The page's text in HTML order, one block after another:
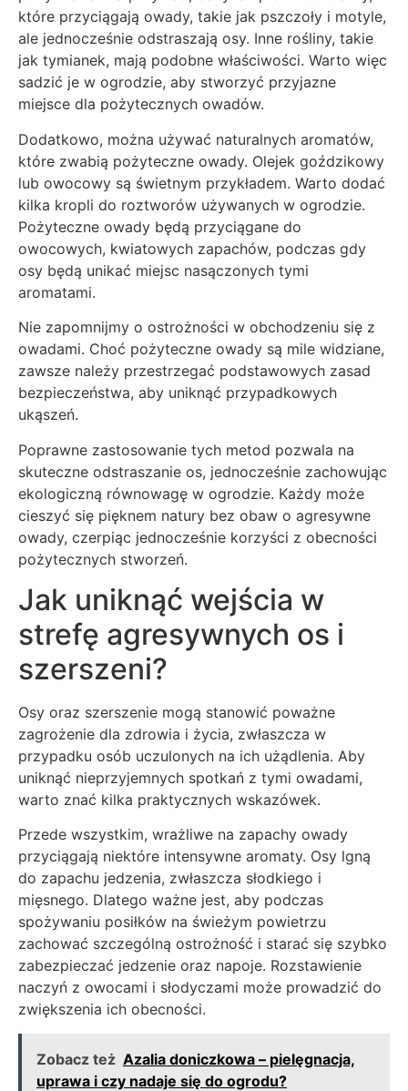
które przyciągają owady, takie jak pszczoły i motyle,
ale jednocześnie odstraszają osy. Inne rośliny, takie
jak tymianek, mają podobne właściwości. Warto więc
sadzić je w ogrodzie, aby stworzyć przyjazne
miejsce dla pożytecznych owadów.
Dodatkowo, można używać naturalnych aromatów,
które zwabią pożyteczne owady. Olejek goździkowy
lub owocowy są świetnym przykładem. Warto dodać
kilka kropli do roztworów używanych w ogrodzie.
Pożyteczne owady będą przyciągane do
owocowych, kwiatowych zapachów, podczas gdy
osy będą unikać miejsc nasączonych tymi
aromatami.
Nie zapomnijmy o ostrożności w obchodzeniu się z
owadami. Choć pożyteczne owady są mile widziane,
zawsze należy przestrzegać podstawowych zasad
bezpieczeństwa, aby uniknąć przypadkowych
ukąszeń.
Poprawne zastosowanie tych metod pozwala na
skuteczne odstraszanie os, jednocześnie zachowując
ekologiczną równowagę w ogrodzie. Każdy może
cieszyć się pięknem natury bez obaw o agresywne
owady, czerpiąc jednocześnie korzyści z obecności
pożytecznych stworzeń.
Jak uniknąć wejścia w
strefę agresywnych os i
szerszeni?
Osy oraz szerszenie mogą stanowić poważne
zagrożenie dla zdrowia i życia, zwłaszcza w
przypadku osób uczulonych na ich użądlenia. Aby
uniknąć nieprzyjemnych spotkań z tymi owadami,
warto znać kilka praktycznych wskazówek.
Przede wszystkim, wrażliwe na zapachy owady
przyciągają niektóre intensywne aromaty. Osy lgną
do zapachu jedzenia, zwłaszcza słodkiego i
mięsnego. Dlatego ważne jest, aby podczas
spożywaniu posiłków na świeżym powietrzu
zachować szczególną ostrożność i starać się szybko
zabezpieczać jedzenie oraz napoje. Rozstawienie
naczyń z owocami i słodyczami może prowadzić do
zwiększenia ich obecności.
Zobacz też Azalia doniczkowa – pielęgnacja,
uprawa i czy nadaje się do ogrodu?